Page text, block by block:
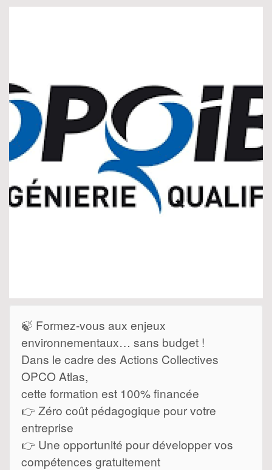
🍃 Formez-vous aux enjeux
environnementaux… sans budget !
Dans le cadre des Actions Collectives
OPCO Atlas,
cette formation est 100% financée
👉 Zéro coût pédagogique pour votre
entreprise
👉 Une opportunité pour développer vos
compétences gratuitement